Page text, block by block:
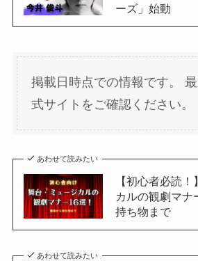
ーズ」始動
掲載日時点での情報です。
式サイトをご確認ください。
あわせて読みたい
【初心者必読
カルの観劇マナ
持ち物まで
あわせて読みたい